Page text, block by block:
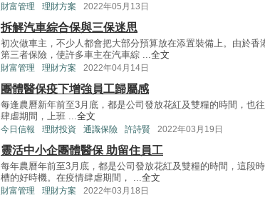
財富管理 理財方案 2022年05月13日
拆解汽車綜合保與三保迷思
初次做車主，不少人都會把大部分預算放在添置裝備上。由於香
第三者保險，使許多車主在汽車綜 ...全文
財富管理 理財方案 2022年04月14日
團體醫保疫下增強員工歸屬感
每逢農曆新年前至3月底，都是公司發放花紅及雙糧的時間，也
肆虐期間，上班 ...全文
今日信報 理財投資 通識保險 許詩賢 2022年03月19日
靈活中小企團體醫保 助留住員工
每年農曆年前至3月底，都是公司發放花紅及雙糧的時間，這段
槽的好時機。在疫情肆虐期間， ...全文
財富管理 理財方案 2022年03月18日